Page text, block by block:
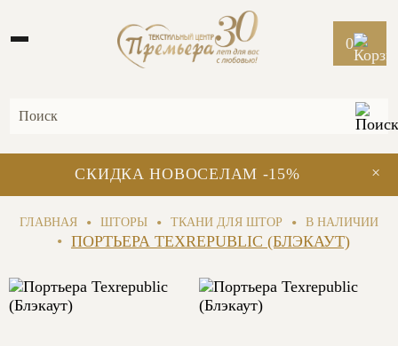
0
×
СКИДКА НОВОСЕЛАМ -15%
ГЛАВНАЯ • ШТОРЫ • ТКАНИ ДЛЯ ШТОР • В НАЛИЧИИ
• ПОРТЬЕРА TEXREPUBLIC (БЛЭКАУТ)